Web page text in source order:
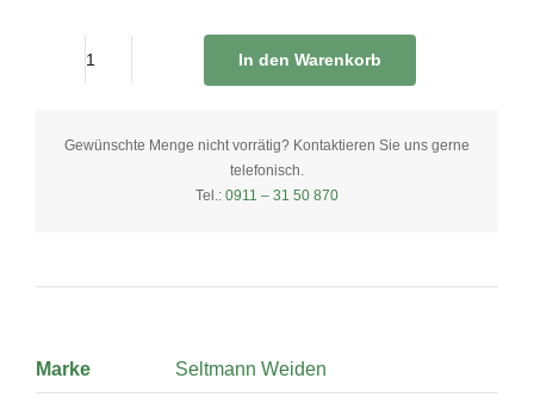
14
In den Warenkorb
Gewünschte Menge nicht vorrätig? Kontaktieren Sie uns gerne
telefonisch.
Tel.: 0911 – 31 50 870
Marke Seltmann Weiden